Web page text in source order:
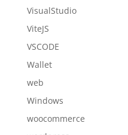
VisualStudio
ViteJS
VSCODE
Wallet
web
Windows
woocommerce